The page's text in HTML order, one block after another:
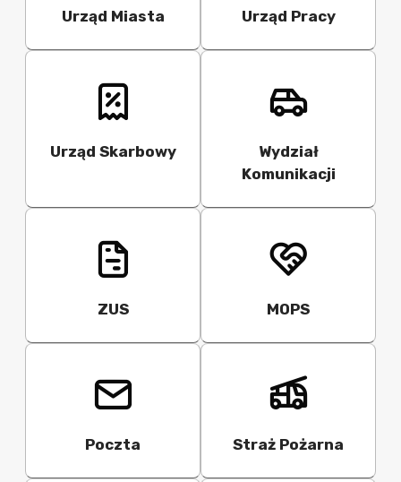
Urząd Miasta Urząd Pracy
Urząd Skarbowy
Wydział
Komunikacji
ZUS MOPS
Poczta Straż Pożarna